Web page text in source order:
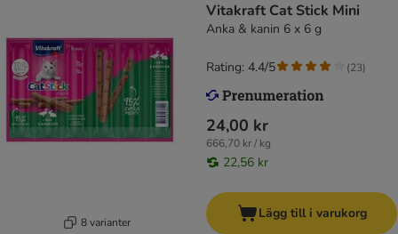
8 varianter
Vitakraft Cat Stick Mini
Anka & kanin 6 x 6 g
24,00 kr
666,70 kr / kg
22,56 kr
Rating: 4.4/5 (23)
Lägg till i varukorg